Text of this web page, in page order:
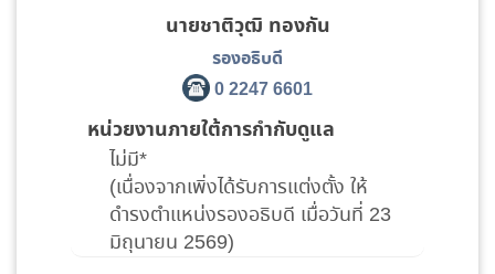
นายชาติวุฒิ ทองกัน
รองอธิบดี
0 2247 6601
หน่วยงานภายใต้การกำกับดูแล
ไม่มี*
(เนื่องจากเพิ่งได้รับการแต่งตั้ง ให้
ดำรงตำแหน่งรองอธิบดี เมื่อวันที่ 23
มิถุนายน 2569)